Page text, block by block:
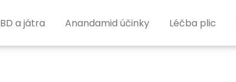
a játra Anandamid účinky Léčba plic